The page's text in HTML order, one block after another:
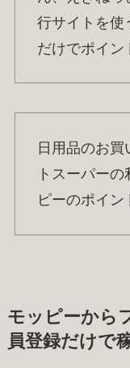
行サイトを使
だけでポイン
日用品のお
トスーパー
ピーのポイン
モッピーから
員登録だけで